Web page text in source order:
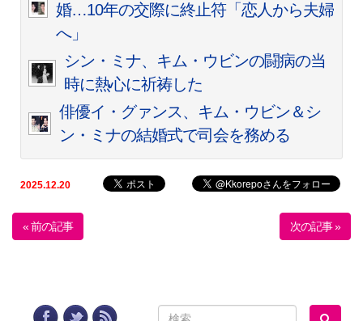
婚…10年の交際に終止符「恋人から夫婦
へ」
シン・ミナ、キム・ウビンの闘病の当
時に熱心に祈祷した
俳優イ・グァンス、キム・ウビン＆シ
ン・ミナの結婚式で司会を務める
2025.12.20
« 前の記事 次の記事 »